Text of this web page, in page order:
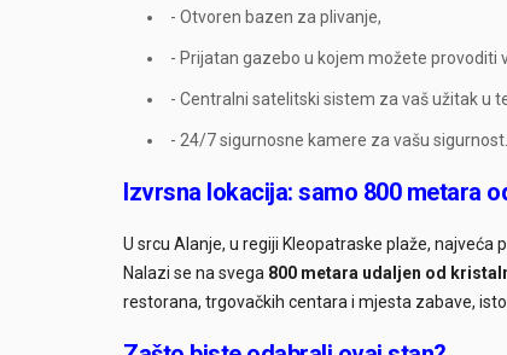
- Otvoren bazen za plivanje,
- Prijatan gazebo u kojem možete provoditi
- Centralni satelitski sistem za vaš užitak u
- 24/7 sigurnosne kamere za vašu sigurnost.
Izvrsna lokacija: samo 800 metara
U srcu Alanje, u regiji Kleopatraske plaže,
Nalazi se na svega 800 metara udaljen od
restorana, trgovačkih centara i mjesta zabave,